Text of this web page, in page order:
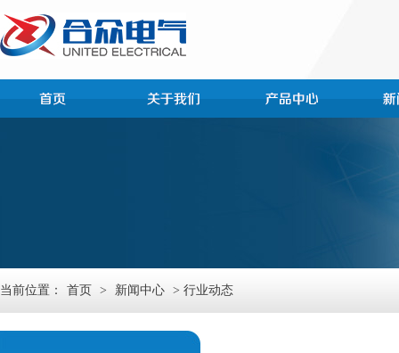
当前位置： 首页 > 新闻中心 > 行业动态